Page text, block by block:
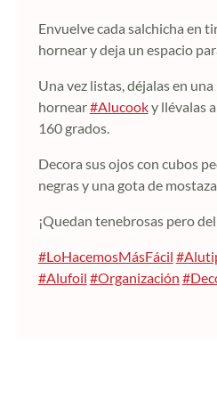
Envuelve cada salchicha en
hornear y deja un espacio
Una vez listas, déjalas en
hornear#Alucooky llévalas
160 grados.
Decora sus ojos con cubos
negras y una gota de
¡Quedan tenebrosas pero
#LoHacemosMásFácil
#Alufoil #Organización